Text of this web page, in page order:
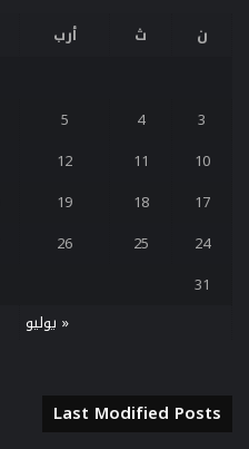
ن
ث أرب
« يوليو
3
4
5
10
11
12
17
18
19
24
25
26
31
Last Modified Posts